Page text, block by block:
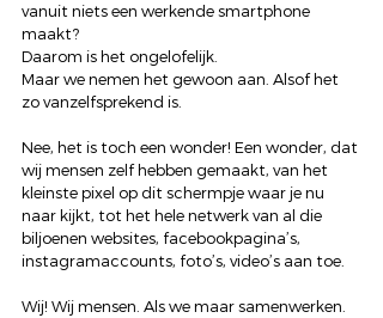
vanuit niets een werkende smartphone
maakt?
Daarom is het ongelofelijk.
Maar we nemen het gewoon aan. Alsof het
zo vanzelfsprekend is.
Nee, het is toch een wonder! Een wonder, dat
wij mensen zelf hebben gemaakt, van het
kleinste pixel op dit schermpje waar je nu
naar kijkt, tot het hele netwerk van al die
biljoenen websites, facebookpagina’s,
instagramaccounts, foto’s, video’s aan toe.
Wij! Wij mensen. Als we maar samenwerken.